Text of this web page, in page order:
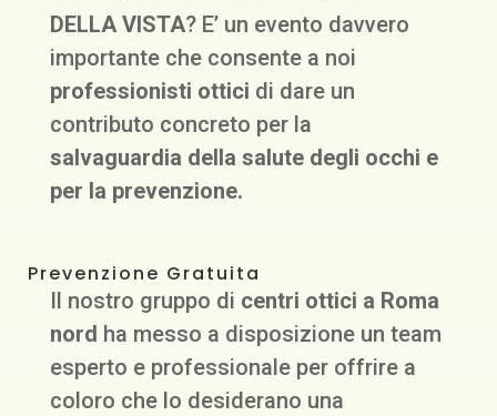
DELLA VISTA? E’ un evento davvero
importante che consente a noi
professionisti ottici di dare un
contributo concreto per la
salvaguardia della salute degli occhi e
per la prevenzione.
Prevenzione Gratuita
Il nostro gruppo di centri ottici a Roma
nord ha messo a disposizione un team
esperto e professionale per offrire a
coloro che lo desiderano una